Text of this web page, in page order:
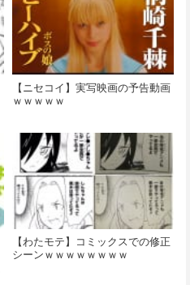
【ニセコイ】実写映画の予告動画
ｗｗｗｗｗ
【わたモテ】コミックスでの修正
シーンｗｗｗｗｗｗｗｗ